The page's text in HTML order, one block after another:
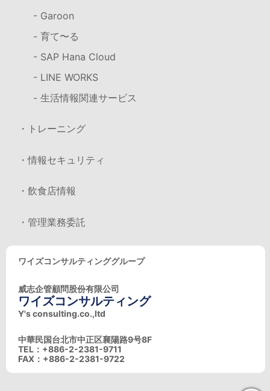
- Garoon
- 育て〜る
- SAP Hana Cloud
- LINE WORKS
- 生活情報関連サービス
・トレーニング
・情報セキュリティ
・飲食店情報
・管理業務委託
ワイズコンサルティンググループ
威志企管顧問股份有限公司
ワイズコンサルティング
Y's consulting.co.,ltd
中華民国台北市中正区襄陽路9号8F
TEL：+886-2-2381-9711
FAX：+886-2-2381-9722